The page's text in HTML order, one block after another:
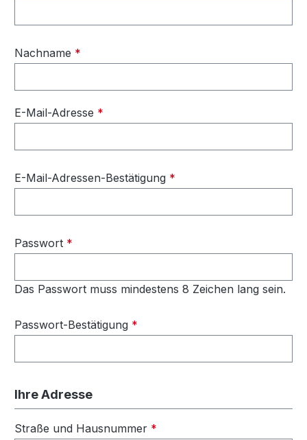
Nachname *
E-Mail-Adresse *
E-Mail-Adressen-Bestätigung *
Passwort *
Das Passwort muss mindestens 8 Zeichen lang sein.
Passwort-Bestätigung *
Ihre Adresse
Straße und Hausnummer *